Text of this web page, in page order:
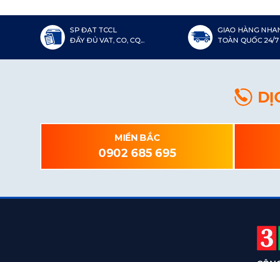
SP ĐẠT TCCL
ĐẦY ĐỦ VAT, CO, CQ...
GIAO HÀNG
TOÀN QUỐC 24/7
MIỀN BẮC
0902 685 695